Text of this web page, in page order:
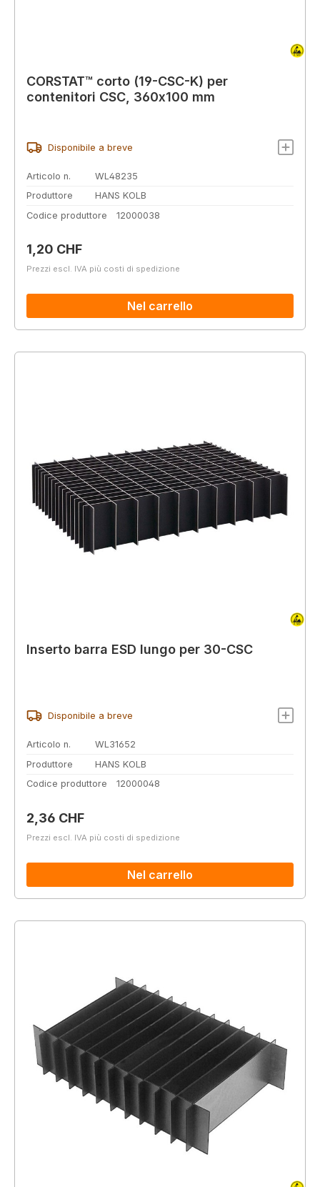
CORSTAT™ corto (19-CSC-K) per
contenitori CSC, 360x100 mm
Disponibile a breve
Articolo n.
WL48235
Produttore
HANS KOLB
Codice produttore
12000038
Prezzo normale:
1,20 CHF
Prezzi escl. IVA più costi di spedizione
Nel carrello
Inserto barra ESD lungo per 30-CSC
Disponibile a breve
Articolo n.
WL31652
Produttore
HANS KOLB
Codice produttore
12000048
Prezzo normale:
2,36 CHF
Prezzi escl. IVA più costi di spedizione
Nel carrello